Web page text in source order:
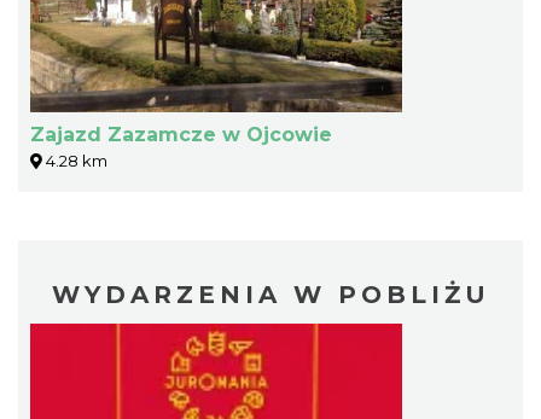
Zajazd Zazamcze w Ojcowie
4.28 km
WYDARZENIA W POBLIŻU